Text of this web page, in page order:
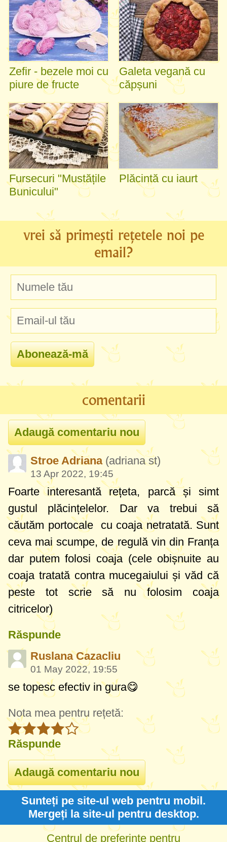
Zefir - bezele moi cu
piure de fructe
Galeta vegană cu
căpșuni
Fursecuri "Mustățile
Bunicului"
Plăcintă cu iaurt
vrei să primești rețetele noi pe
email?
comentarii
Stroe Adriana (adriana st)
13 Apr 2022, 19:45
Foarte interesantă rețeta, parcă și simt
gustul plăcințelelor. Dar va trebui să
căutăm portocale cu coaja netratată. Sunt
ceva mai scumpe, de regulă vin din Franța
dar putem folosi coaja (cele obișnuite au
coaja tratată contra mucegaiului și văd că
peste tot scrie să nu folosim coaja
citricelor)
Răspunde
Ruslana Cazacliu
01 May 2022, 19:55
se topesc efectiv in gura😋
Nota mea pentru rețetă:
Răspunde
Sunteți pe site-ul web pentru mobil.
Mergeți la site-ul pentru desktop.
Centrul de preferinte pentru